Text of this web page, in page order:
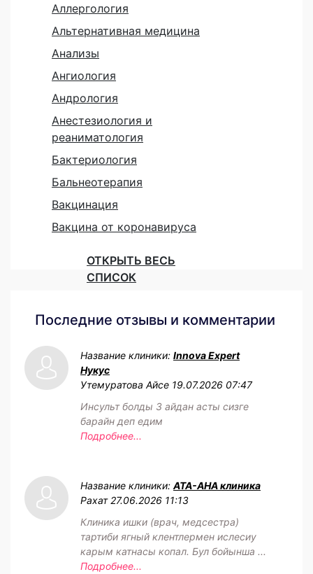
Аллергология
Альтернативная медицина
Анализы
Ангиология
Андрология
Анестезиология и
реаниматология
Бактериология
Бальнеотерапия
Вакцинация
Вакцина от коронавируса
ОТКРЫТЬ ВЕСЬ
СПИСОК
Последние отзывы и комментарии
Название клиники: Innova Expert
Нукус
Утемуратова Айсе 19.07.2026 07:47
Инсульт болды 3 айдан асты сизге
барайн деп едим
Подробнее...
Название клиники: АТА-АНА клиника
Рахат 27.06.2026 11:13
Клиника ишки (врач, медсестра)
тартиби ягный клентлермен ислесиу
карым катнасы копал. Бул бойынша ...
Подробнее...